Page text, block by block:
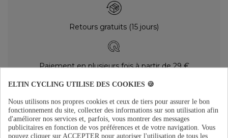
Retours gratuits (15 jours)
Paiement en plusieurs fois à partir de 29 €
DESCRIPTION
Mode d’emploi
Une fois que le vélo est sec après le lavage, agitez et appliquez le produit
ELTIN CYCLING UTILISE DES COOKIES 🍪
Nous utilisons nos propres cookies et ceux de tiers pour assurer le bon
fonctionnement du site, collecter des informations sur son utilisation afin
d'améliorer nos services et, parfois, vous montrer des messages
publicitaires en fonction de vos préférences et de votre navigation. Vous
pouvez cliquer sur ACCEPTER pour autoriser l'utilisation de tous les